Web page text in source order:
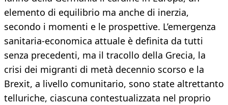
elemento di equilibrio ma anche di inerzia,
secondo i momenti e le prospettive. L’emergenza
sanitaria-economica attuale è definita da tutti
senza precedenti, ma il tracollo della Grecia, la
crisi dei migranti di metà decennio scorso e la
Brexit, a livello comunitario, sono state altrettanto
telluriche, ciascuna contestualizzata nel proprio